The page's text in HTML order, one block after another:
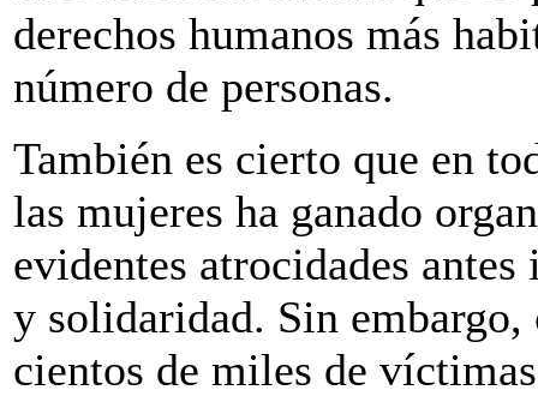
derechos humanos más
número de personas.
También es cierto que en
las mujeres ha ganado
evidentes atrocidades
y solidaridad. Sin embargo,
cientos de miles de